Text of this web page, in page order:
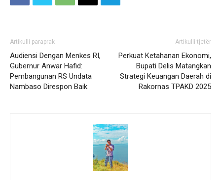
Artikulli paraprak
Audiensi Dengan Menkes RI,
Gubernur Anwar Hafid:
Pembangunan RS Undata
Nambaso Direspon Baik
Artikulli tjetër
Perkuat Ketahanan Ekonomi,
Bupati Delis Matangkan
Strategi Keuangan Daerah di
Rakornas TPAKD 2025